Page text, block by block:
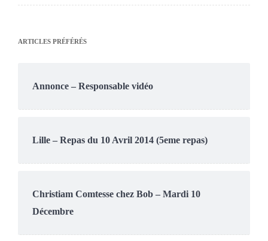
ARTICLES PRÉFÉRÉS
Annonce – Responsable vidéo
Lille – Repas du 10 Avril 2014 (5eme repas)
Christiam Comtesse chez Bob – Mardi 10
Décembre